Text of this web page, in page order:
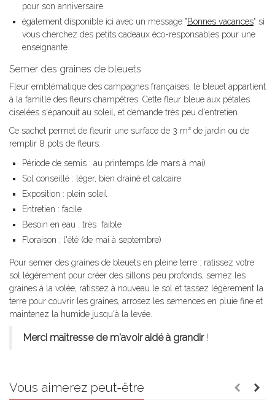
pour son anniversaire
également disponible ici avec un message "Bonnes vacances" si
vous cherchez des petits cadeaux éco-responsables pour une
enseignante
Semer des graines de bleuets
Fleur emblématique des campagnes françaises, le bleuet appartient
à la famille des fleurs champêtres. Cette fleur bleue aux pétales
ciselées s'épanouit au soleil, et demande très peu d'entretien.
Ce sachet permet de fleurir une surface de 3 m² de jardin ou de
remplir 8 pots de fleurs.
Période de semis : au printemps (de mars à mai)
Sol conseillé : léger, bien drainé et calcaire
Exposition : plein soleil
Entretien : facile
Besoin en eau : très faible
Floraison : l'été (de mai à septembre)
Pour semer des graines de bleuets en pleine terre : ratissez votre
sol légèrement pour créer des sillons peu profonds, semez les
graines à la volée, ratissez à nouveau le sol et tassez légèrement la
terre pour couvrir les graines, arrosez les semences en pluie fine et
maintenez la humide jusqu'à la levée.
Merci maîtresse de m'avoir aidé à grandir!
Vous aimerez peut-être